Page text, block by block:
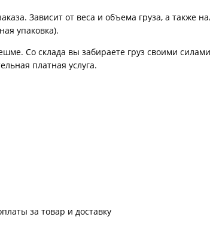
Зависит от веса и объема груза, а также
упаковка).
Со склада вы забираете груз своими
платная услуга.
за товар и доставку